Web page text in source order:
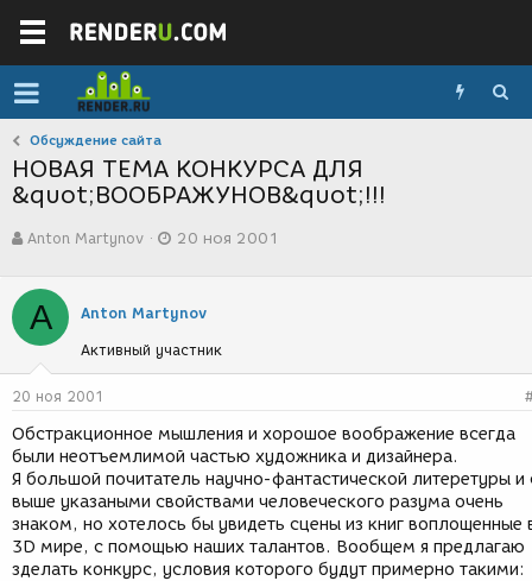
Обсуждение сайта
НОВАЯ ТЕМА КОНКУРСА ДЛЯ
&quot;ВООБРАЖУНОВ&quot;!!!
в
о
р
т
е
м
ы
Anton Martynov
а
с
з
д
и
я
20 ноя 2001
A Anton Martynov
Активный участник
20 ноя 2001
Обстракционное мышления и хорошое воображение всегда
были неотъемлимой частью художника и дизайнера.
Я большой почитатель научно-фантастической литеретуры и
выше указаными свойствами человеческого разума очень
знаком, но хотелось бы увидеть сцены из книг воплощенные
3D мире, с помощью наших талантов. Вообщем я предлагаю
зделать конкурс, условия которого будут примерно такими: